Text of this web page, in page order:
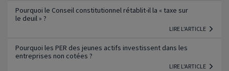
Pourquoi le Conseil constitutionnel rétablit-il la « taxe sur
le deuil » ?
LIRE L'ARTICLE
Pourquoi les PER des jeunes actifs investissent dans les
entreprises non cotées ?
LIRE L'ARTICLE